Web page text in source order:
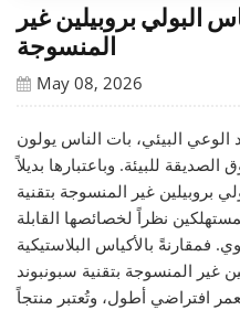
البولي بروبيلين غير
المنسوجة
May 08, 2026
الوعي البيئي، بات الناس يولون
للبيئة. وباعتبارها بديلاً
بروبيلين غير المنسوجة بتقنية
نظراً لخصائصها القابلة
فمقارنةً بالأكياس البلاستيكية
غير المنسوجة بتقنية سبونبوند
افتراضي أطول، وتُعتبر منتجاً